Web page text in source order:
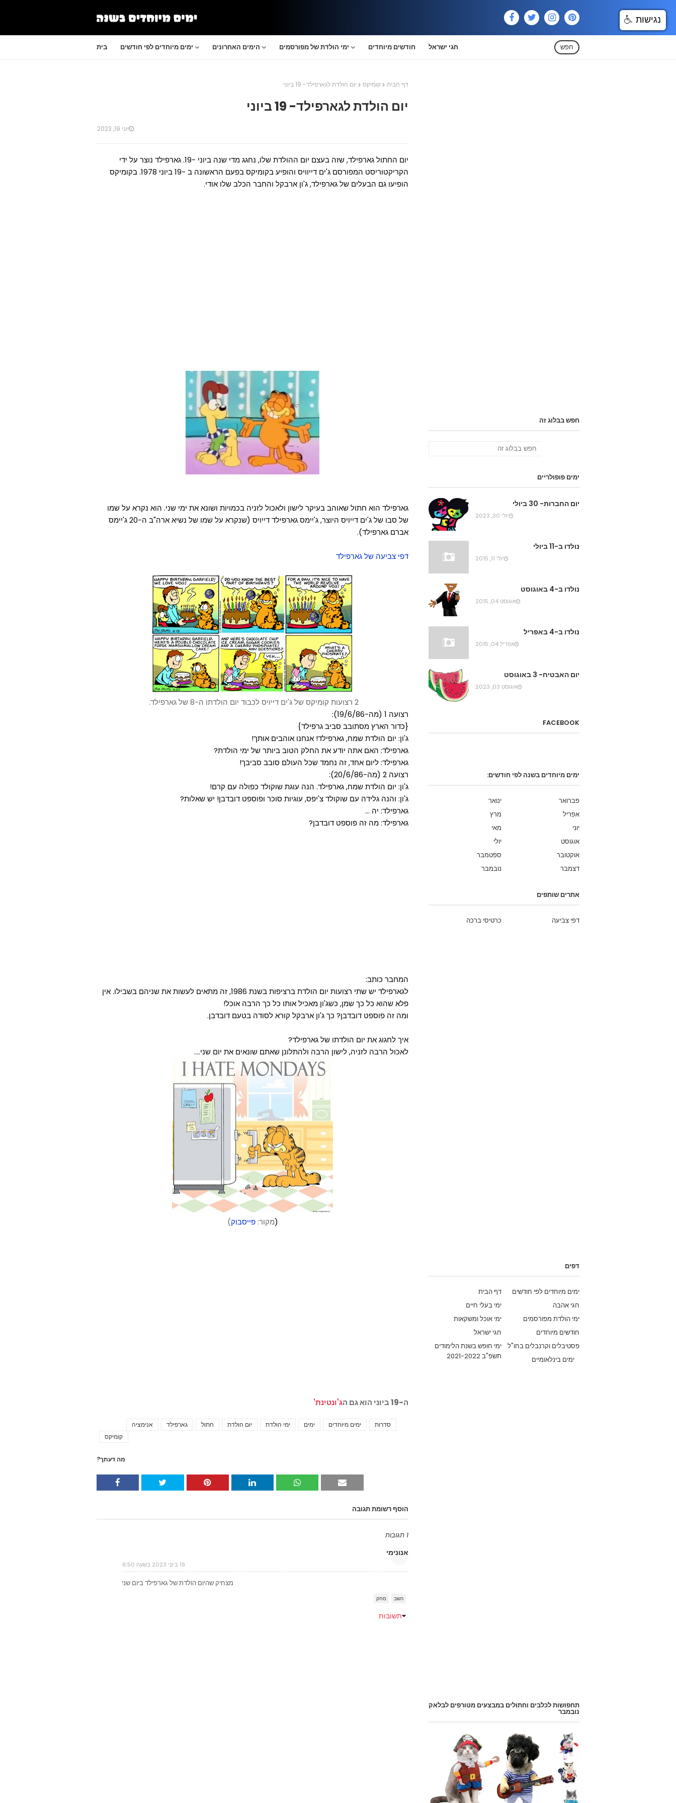
בית ימים מיוחדים לפי חודשים הימים האחרונים ימי הולדת של מפורסמים חודשים מיוחדים חגי ישראל חפש
דף הבית קומיקס יום הולדת לגארפילד- 19 ביוני
יום הולדת לגארפילד- 19 ביוני
יוני 19, 2023
יום החתול גארפילד, שזה בעצם יום ההולדת שלו, נחגג מדי שנה ביוני -19. גארפילד נוצר על ידי
הקריקטוריסט המפורסם ג'ים דייוויס והופיע בקומיקס בפעם הראשונה ב -19 ביוני 1978. בקומיקס
הופיעו גם הבעלים של גארפילד, ג'ון ארבקל והחבר הכלב שלו אודי.
גארפילד הוא חתול שאוהב בעיקר לישון ולאכול לזניה בכמויות ושונא את ימי שני. הוא נקרא על שמו
של סבו של ג'ים דייויס היוצר, ג'יימס גארפילד דייויס (שנקרא על שמו של נשיא ארה"ב ה-20 ג'יימס
אברם גארפילד).
דפי צביעה של גארפילד
2 רצועות קומיקס של ג'ים דייויס לכבוד יום הולדתו ה-8 של גארפילד.
רצועה 1 (מה-19/6/86):
{כדור הארץ מסתובב סביב גרפילד}
ג'ון: יום הולדת שמח, גארפילד! אנחנו אוהבים אותך!
גארפילד: האם אתה יודע את החלק הטוב ביותר של ימי הולדת?
גארפילד: ליום אחד, זה נחמד שכל העולם סובב סביבך!
רצועה 2 (מה-20/6/86):
ג'ון: יום הולדת שמח, גארפילד. הנה עוגת שוקולד כפולה עם קרם!
ג'ון: והנה גלידה עם שוקולד צ'יפס, עוגיות סוכר ופוספט דובדבן! יש שאלות?
גארפילד: יה ...
גארפילד: מה זה פוספט דובדבן?
המחבר כותב:
לגארפילד יש שתי רצועות יום הולדת ברציפות בשנת 1986, זה מתאים לעשות את שניהם בשבילו. אין
פלא שהוא כל כך שמן, כשג'ון מאכיל אותו כל כך הרבה אוכל!
ומה זה פוספט דובדבן? כך ג'ון ארבקל קורא לסודה בטעם דובדבן.
איך לחגוג את יום הולדתו של גארפילד?
לאכול הרבה לזניה, לישון הרבה ולהתלונן שאתם שונאים את יום שני....
(מקור:פייסבוק )
ה-19 ביוני הוא גם ה ג'ונטינת'
אנימציה גארפילד חתול יום הולדת ימי הולדת ימים ימים מיוחדים
סדרות
קומיקס
מה דעתך?
הוסף רשומת תגובה
1 תגובות
אנונימי
19 ביוני 2023 בשעה 6:50
מצחיק שהיום הולדת של גארפילד ביום שני
השב מחק
תשובות
חפש בבלוג זה
ימים פופולריים
יום החברות- 30 ביולי
יולי 30, 2023
נולדו ב-11 ביולי
יולי 11, 2015
נולדו ב-4 באוגוסט
אוגוסט 04, 2015
נולדו ב-4 באפריל
אפריל 04, 2015
יום האבטיח- 3 באוגוסט
אוגוסט 03, 2023
FACEBOOK
ימים מיוחדים בשנה לפי חודשים:
ינואר
פברואר
מרץ
אפריל
מאי
יוני
יולי
אוגוסט
ספטמבר
אוקטובר
נובמבר
דצמבר
אתרים שותפים
כרטיסי ברכה דפי צביעה
דפים
דף הבית
ימים מיוחדים לפי חודשים
ימי בעלי חיים
חגי אהבה
ימי אוכל ומשקאות
ימי הולדת מפורסמים
חגי ישראל
חודשים מיוחדים
ימי חופש בשנת הלימודים
תשפ"ב 2021-2022
פסטיבלים וקרנבלים בחו"ל
ימים בינלאומיים
תחפושות לכלבים וחתולים במבצעים מטורפים לבלאק
נובמבר
נגישות